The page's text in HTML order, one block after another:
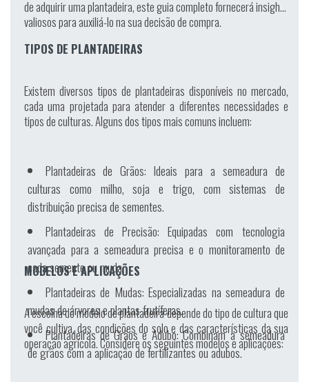
de adquirir uma plantadeira, este guia completo fornecerá insights
valiosos para auxiliá-lo na sua decisão de compra.
TIPOS DE PLANTADEIRAS
Existem diversos tipos de plantadeiras disponíveis no mercado,
cada uma projetada para atender a diferentes necessidades e
tipos de culturas. Alguns dos tipos mais comuns incluem:
Plantadeiras de Grãos: Ideais para a semeadura de
culturas como milho, soja e trigo, com sistemas de
distribuição precisa de sementes.
Plantadeiras de Precisão: Equipadas com tecnologia
avançada para a semeadura precisa e o monitoramento de
cada semente ou muda.
Plantadeiras de Mudas: Especializadas na semeadura de
mudas de árvores e plantas frutíferas.
Plantadeiras de Grãos e Adubo:Combinam a semeadura
de grãos com a aplicação de fertilizantes ou adubos.
MODELOS E APLICAÇÕES
A escolha do modelo de plantadeira depende do tipo de cultura que
você cultiva, das condições do solo e das características da sua
operação agrícola. Considere os seguintes modelos e aplicações: